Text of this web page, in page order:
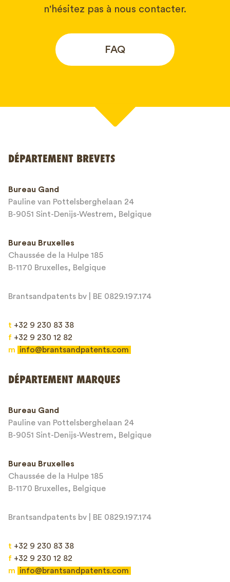
n'hésitez pas à nous contacter.
FAQ
Adresse email*
Message*
This site is protected by reCAPTCHA and the Google
DÉPARTEMENT BREVETS
Bureau Gand
Pauline van Pottelsberghelaan 24
B-9051 Sint-Denijs-Westrem, Belgique
Bureau Bruxelles
Chaussée de la Hulpe 185
B-1170 Bruxelles, Belgique
Brantsandpatents bv | BE 0829.197.174
t +32 9 230 83 38
f +32 9 230 12 82
m
info@brantsandpatents.com
DÉPARTEMENT MARQUES
Bureau Gand
Pauline van Pottelsberghelaan 24
B-9051 Sint-Denijs-Westrem, Belgique
Bureau Bruxelles
Chaussée de la Hulpe 185
B-1170 Bruxelles, Belgique
Brantsandpatents bv | BE 0829.197.174
t +32 9 230 83 38
f +32 9 230 12 82
m
info@brantsandpatents.com